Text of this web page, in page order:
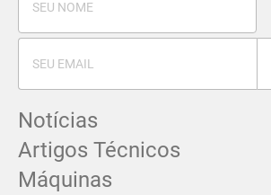
Notícias
Artigos Técnicos
Máquinas